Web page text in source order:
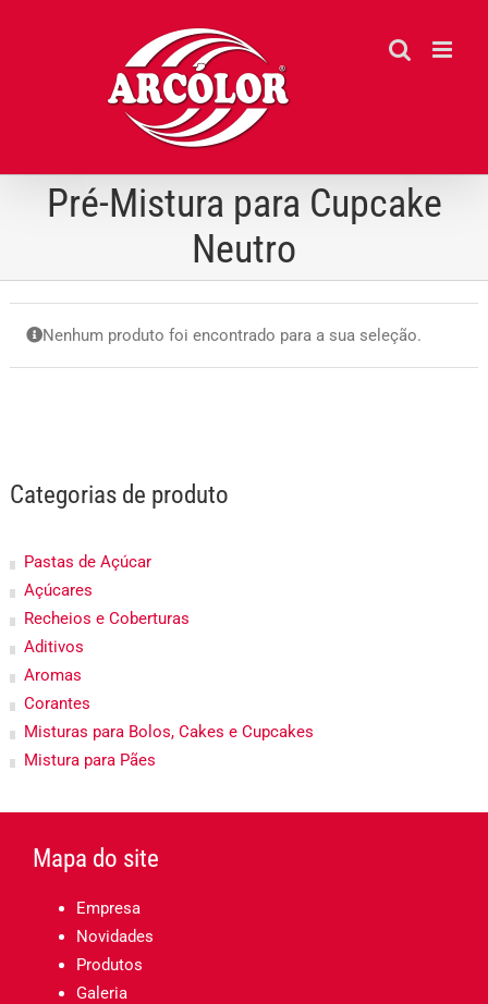
Pré-Mistura para Cupcake
Neutro
Nenhum produto foi encontrado para a sua seleção.
Categorias de produto
Pastas de Açúcar
Açúcares
Recheios e Coberturas
Aditivos
Aromas
Corantes
Misturas para Bolos, Cakes e Cupcakes
Mistura para Pães
Mapa do site
Empresa
Novidades
Produtos
Galeria